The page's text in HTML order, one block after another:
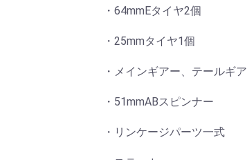
・64mmEタイヤ2個
・25mmタイヤ1個
・メインギアー、テールギ
・51mmABスピンナー
・リンケージパーツ一式